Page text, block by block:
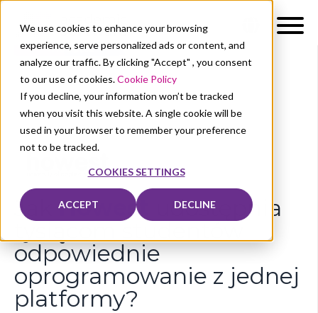
We use cookies to enhance your browsing
experience, serve personalized ads or content, and
analyze our traffic. By clicking "Accept" , you consent
to our use of cookies.Cookie Policy
If you decline, your information won’t be tracked
when you visit this website. A single cookie will be
used in your browser to remember your preference
not to be tracked.
COOKIES SETTINGS
ACCEPT DECLINE
Jak Howest
udostępnia
tysiącom studentów
odpowiednie
oprogramowanie z jednej
platformy?